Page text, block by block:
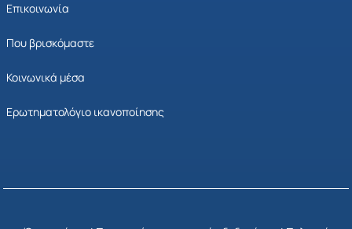
Επικοινωνία
Που βρισκόμαστε
Κοινωνικά μέσα
Ερωτηματολόγιο ικανοποίησης